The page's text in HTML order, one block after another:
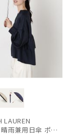
LAUREN
【WEB限定】晴雨兼用日傘 ポロ ラルフ ローレン（POLO RALPH LAUREN）オーバーロック刺繍 遮光100 UV100